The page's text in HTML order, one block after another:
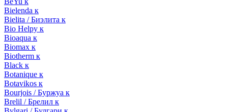
Bielenda к
Bielita / Биэлита к
Bio Helpy к
Bioaqua к
Biomax к
Biotherm к
Black к
Botanique к
Botavikos к
Bourjois / Буржуа к
Brelil / Брелил к